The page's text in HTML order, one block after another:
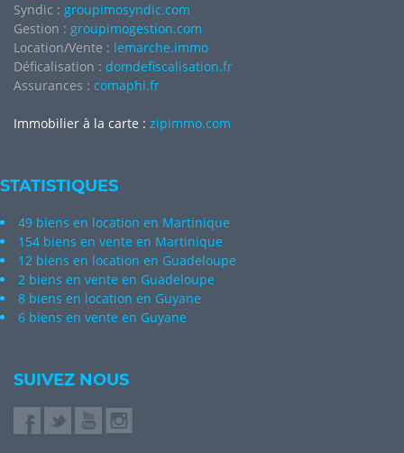
Syndic : groupimosyndic.com
Gestion : groupimogestion.com
Location/Vente : lemarche.immo
Déficalisation : domdefiscalisation.fr
Assurances : comaphi.fr
Immobilier à la carte : zipimmo.com
STATISTIQUES
49 biens en location en Martinique
154 biens en vente en Martinique
12 biens en location en Guadeloupe
2 biens en vente en Guadeloupe
8 biens en location en Guyane
6 biens en vente en Guyane
SUIVEZ NOUS